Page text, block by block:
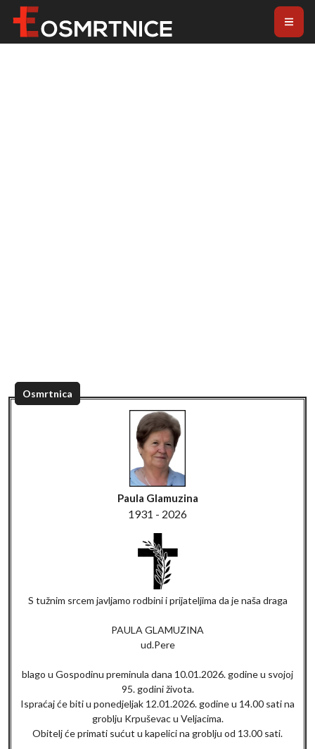
Osmrtnica
Paula Glamuzina
1931 - 2026
S tužnim srcem javljamo rodbini i prijateljima da je naša draga
PAULA GLAMUZINA
ud.Pere
blago u Gospodinu preminula dana 10.01.2026. godine u svojoj
95. godini života.
Ispraćaj će biti u ponedjeljak 12.01.2026. godine u 14.00 sati na
groblju Krpuševac u Veljacima.
Obitelj će primati sućut u kapelici na groblju od 13.00 sati.